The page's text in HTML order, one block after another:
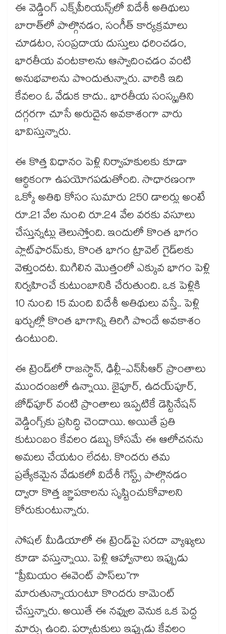
ఈ వెడ్డింగ్ ఎక్స్‌పీరియన్స్‌లో విదేశీ అతిథులు
బారాత్‌లో పాల్గొనడం, సంగీత్ కార్యక్రమాలు
చూడటం, సంప్రదాయ దుస్తులు ధరించడం,
భారతీయ వంటకాలను ఆస్వాదించడం వంటి
అనుభవాలను పొందుతున్నారు. వారికి ఇది
కేవలం ఓ వేడుక కాదు.. భారతీయ సంస్కృతిని
దగ్గరగా చూసే అరుదైన అవకాశంగా వారు
భావిస్తున్నారు.
ఈ కొత్త విధానం పెళ్లి నిర్వాహకులకు కూడా
ఆర్థికంగా ఉపయోగపడుతోంది. సాధారణంగా
ఒక్కో అతిథి కోసం సుమారు 250 డాలర్లు అంటే
రూ.21 వేల నుంచి రూ.24 వేల వరకు వసూలు
చేస్తున్నట్లు తెలుస్తోంది. ఇందులో కొంత భాగం
ప్లాట్‌ఫారమ్‌కు, కొంత భాగం ట్రావెల్ గైడ్‌లకు
వెళ్తుందట. మిగిలిన మొత్తంలో ఎక్కువ భాగం పెళ్లి
నిర్వహించే కుటుంబానికి చేరుతుంది. ఒక పెళ్లికి
10 నుంచి 15 మంది విదేశీ అతిథులు వస్తే.. పెళ్లి
ఖర్చుల్లో కొంత భాగాన్ని తిరిగి పొందే అవకాశం
ఉంటుంది.
ఈ ట్రెండ్‌లో రాజస్థాన్, ఢిల్లీ-ఎన్‌సీఆర్ ప్రాంతాలు
ముందంజలో ఉన్నాయి. జైపూర్, ఉదయ్‌పూర్,
జోధ్‌పూర్ వంటి ప్రాంతాలు ఇప్పటికే డెస్టినేషన్
వెడ్డింగ్స్‌కు ప్రసిద్ధి చెందాయి. అయితే ప్రతి
కుటుంబం కేవలం డబ్బు కోసమే ఈ ఆలోచనను
అమలు చేయటం లేదట. కొందరు తమ
ప్రత్యేకమైన వేడుకలో విదేశీ గెస్ట్స్ పాల్గొనడం
ద్వారా కొత్త జ్ఞాపకాలను సృష్టించుకోవాలని
కోరుకుంటున్నారు.
సోషల్ మీడియాలో ఈ ట్రెండ్‌పై సరదా వ్యాఖ్యలు
కూడా వస్తున్నాయి. పెళ్లి ఆహ్వానాలు ఇప్పుడు
“ప్రీమియం ఈవెంట్ పాస్‌లు”గా
మారుతున్నాయంటూ కొందరు కామెంట్
చేస్తున్నారు. అయితే ఈ నవ్వుల వెనుక ఒక పెద్ద